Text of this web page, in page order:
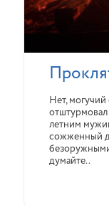
Нет,
летним
сожженный
думайте..